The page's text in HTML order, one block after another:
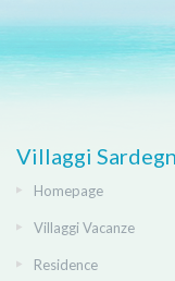
Villaggi
Homepage
Villaggi Vacanze
Residence